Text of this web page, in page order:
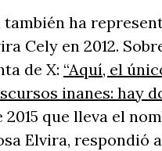
ha
Cely en 2012.
de X: “Aquí, el
inanes: hay
2015 que lleva el
Elvira, respondió